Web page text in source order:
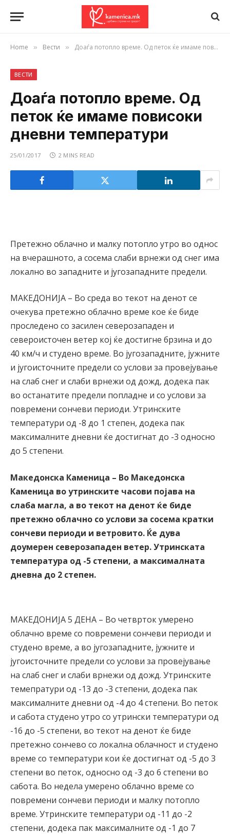
Home » Вести » Доаѓа потопло време. Од петок ќе имаме повисоки дневни температури
ВЕСТИ
Доаѓа потопло време. Од
петок ќе имаме повисоки
дневни температури
25/01/2017 2 MINS READ
Претежно облачно и малку потопло утро во однос
на вчерашното, а сосема слаби врнежи од снег има
локално во западните и југозападните предели.
МАКЕДОНИЈА – Во среда во текот на денот се
очекува претежно облачно време кое ќе биде
проследено со засилен северозападен и
североисточен ветер кој ќе достигне брзина и до
40 км/ч и студено време. Во југозападните, јужните
и југоисточните предели со услови за провејување
на слаб снег и слаби врнежи од дожд, додека пак
во останатите предели попладне и со услови за
повремени сончеви периоди. Утринските
температури од -8 до 1 степен, додека пак
максималните дневни ќе достигнат до -3 односно
до 5 степени.
Македонска Каменица – Во Македонска
Каменица во утринските часови појава на
слаба магла, а во текот на денот ќе биде
претежно облачно со услови за сосема кратки
сончеви периоди и ветровито. Ќе дува
доумерен северозападен ветер. Утринската
температура од -5 степени, а максималната
дневна до 2 степен.
МАКЕДОНИЈА 5 ДЕНА – Во четврток умерено
облачно време со повремени сончеви периоди и
студено време, а во југозападните, јужните и
југоисточните предели со услови за провејување
на слаб снег и слаби врнежи од дожд. Утринските
темепратури од -13 до -3 степени, додека пак
максималните дневни од -4 до 4 степени. Во петок
и сабота студено утро со утрински температури од
-16 до -5 степени, во текот на денот ќе биде
претежно сончево со локална облачност и студено
време со температури кои ќе достигнат од -5 до 3
степени во петок, односно од -3 до 6 степени во
сабота. Во недела умерено облачно време со
повремени сончеви периоди и малку потопло
време. Утринските температури од -11 до -2
степени, додека пак максималните од -1 до 7